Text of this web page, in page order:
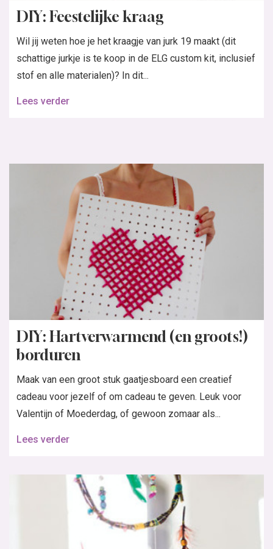
DIY: Feestelijke kraag
Wil jij weten hoe je het kraagje van jurk 19 maakt (dit
schattige jurkje is te koop in de ELG custom kit, inclusief
stof en alle materialen)? In dit...
Lees verder
DIY: Hartverwarmend (en groots!)
borduren
Maak van een groot stuk gaatjesboard een creatief
cadeau voor jezelf of om cadeau te geven. Leuk voor
Valentijn of Moederdag, of gewoon zomaar als...
Lees verder